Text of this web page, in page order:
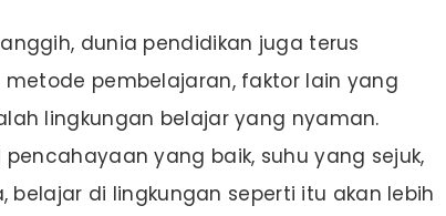
dunia pendidikan juga terus
metode pembelajaran, faktor lain yang
lingkungan belajar yang nyaman.
yang baik, suhu yang sejuk,
belajar di lingkungan seperti itu akan lebih